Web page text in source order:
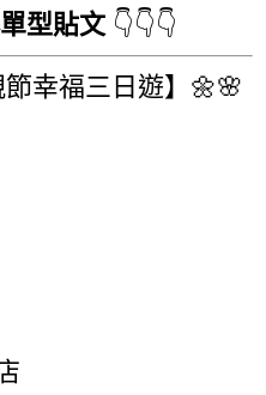
型貼文 👇👇👇
幸福三日遊】🌼🌸